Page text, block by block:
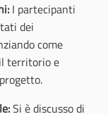
I partecipanti
dei
come
territorio e
Si è discusso di